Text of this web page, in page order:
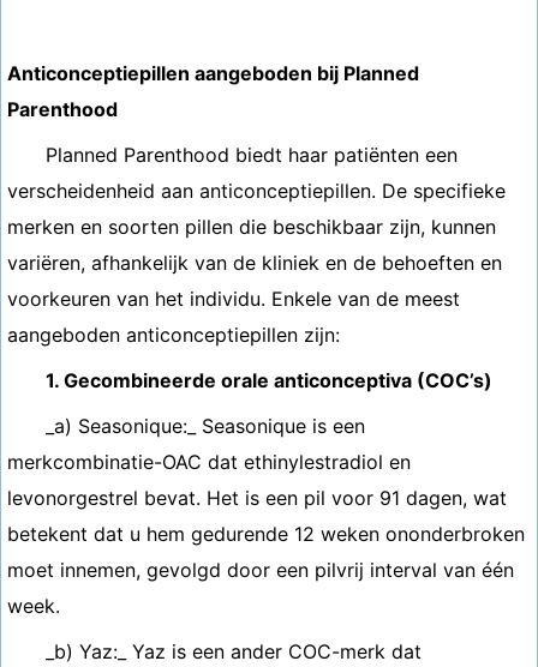
Anticonceptiepillen aangeboden bij Planned
Parenthood
Planned Parenthood biedt haar patiënten een
verscheidenheid aan anticonceptiepillen. De specifieke
merken en soorten pillen die beschikbaar zijn, kunnen
variëren, afhankelijk van de kliniek en de behoeften en
voorkeuren van het individu. Enkele van de meest
aangeboden anticonceptiepillen zijn:
1. Gecombineerde orale anticonceptiva (COC’s)
_a) Seasonique:_ Seasonique is een
merkcombinatie-OAC dat ethinylestradiol en
levonorgestrel bevat. Het is een pil voor 91 dagen, wat
betekent dat u hem gedurende 12 weken ononderbroken
moet innemen, gevolgd door een pilvrij interval van één
week.
_b) Yaz:_ Yaz is een ander COC-merk dat